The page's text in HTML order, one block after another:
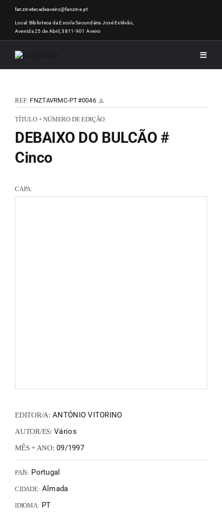
Skip
content
fanzinetecadeaveiro@fanzine.pt
Local: Biblioteca da Escola Secundária José Estêvão,
Avenida 25 de Abril, 3811-901 Aveiro
Toggle
REF: FNZTAVRMC-PT#0046
TÍTULO + NÚMERO DE EDIÇÃO
DEBAIXO DO BULCÃO #
Cinco
CAPA:
EDITOR/A: ANTÓNIO VITORINO
AUTOR/ES: Vários
MÊS + ANO: 09/1997
PAÍS: Portugal
CIDADE: Almada
IDIOMA: PT